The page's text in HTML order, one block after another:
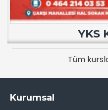
YKS
Tüm
Kurumsal